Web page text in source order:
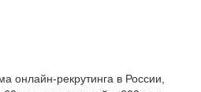
рекрутинга в России,